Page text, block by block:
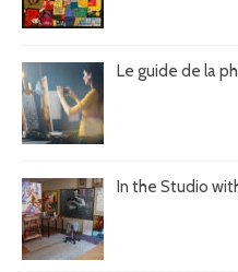
Le guide de la
In the Studio